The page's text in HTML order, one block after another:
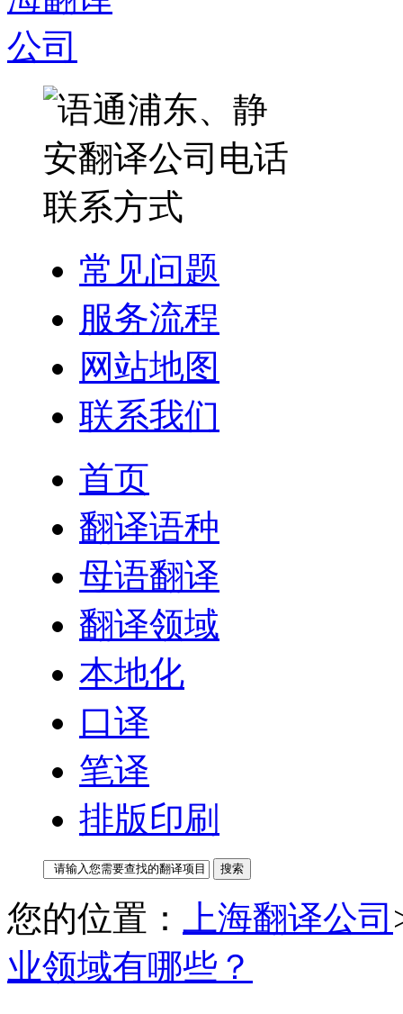
常见问题
服务流程
网站地图
联系我们
首页
翻译语种
母语翻译
翻译领域
本地化
口译
笔译
排版印刷
您的位置： 上海翻译公司
业领域有哪些？